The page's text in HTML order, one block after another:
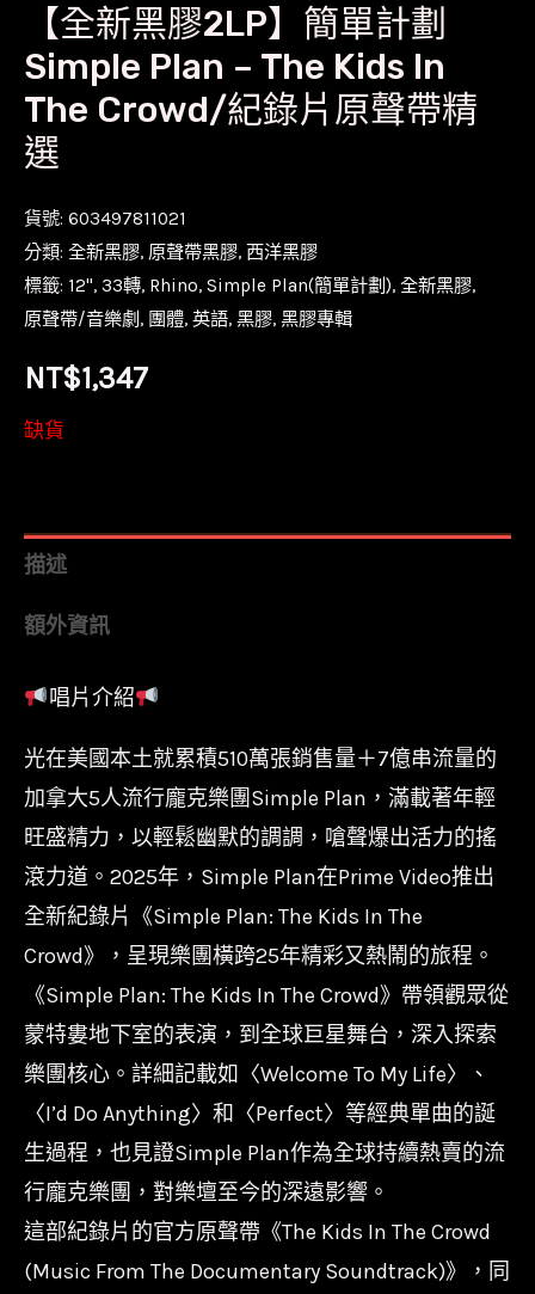
【全新黑膠2LP】簡單計劃
Simple Plan – The Kids In
The Crowd/紀錄片原聲帶精
選
貨號: 603497811021
分類: 全新黑膠, 原聲帶黑膠, 西洋黑膠
標籤: 12'', 33轉, Rhino, Simple Plan(簡單計劃), 全新黑膠,
原聲帶/音樂劇 , 團體, 英語, 黑膠, 黑膠專輯
NT$1,347
缺貨
描述
額外資訊
唱片介紹
光在美國本土就累積510萬張銷售量＋7億串流量的
加拿大5人流行龐克樂團Simple Plan，滿載著年輕
旺盛精力，以輕鬆幽默的調調，嗆聲爆出活力的搖
滾力道。2025年，Simple Plan在Prime Video推出
全新紀錄片《Simple Plan: The Kids In The
Crowd》，呈現樂團橫跨25年精彩又熱鬧的旅程。
《Simple Plan: The Kids In The Crowd》帶領觀眾從
蒙特婁地下室的表演，到全球巨星舞台，深入探索
樂團核心。詳細記載如〈Welcome To My Life〉、
〈I’d Do Anything〉和〈Perfect〉等經典單曲的誕
生過程，也見證Simple Plan作為全球持續熱賣的流
行龐克樂團，對樂壇至今的深遠影響。
這部紀錄片的官方原聲帶《The Kids In The Crowd
(Music From The Documentary Soundtrack)》，同